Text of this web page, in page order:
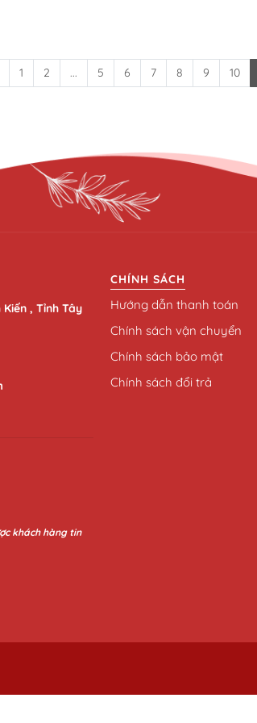
1 2 ... 5 6 7 8 9 10
, Tỉnh Tây
khách hàng tin
CHÍNH SÁCH
Hướng dẫn thanh toán
Chính sách vận chuyển
Chính sách bảo mật
Chính sách đổi trả